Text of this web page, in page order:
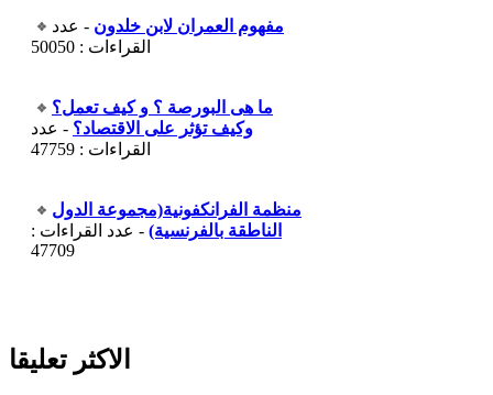
مفهوم العمران لابن خلدون - عدد
القراءات : 50050
ما هى البورصة ؟ و كيف تعمل؟
وكيف تؤثر على الاقتصاد؟ - عدد
القراءات : 47759
منظمة الفرانكفونية(مجموعة الدول
الناطقة بالفرنسية) - عدد القراءات :
47709
الاكثر تعليقا